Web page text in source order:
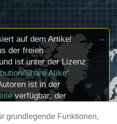
grundlegende Funktionen,
auf dem Artikel
der freien
ist unter der Lizenz
Share Alike“
ist in der
verfügbar, der
und zum